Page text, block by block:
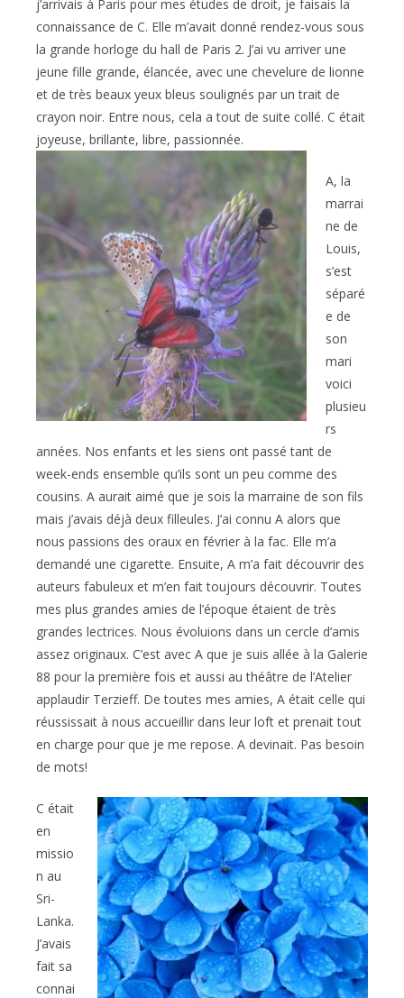
j’arrivais à Paris pour mes études de droit, je faisais la
connaissance de C. Elle m’avait donné rendez-vous sous
la grande horloge du hall de Paris 2. J’ai vu arriver une
jeune fille grande, élancée, avec une chevelure de lionne
et de très beaux yeux bleus soulignés par un trait de
crayon noir. Entre nous, cela a tout de suite collé. C était
joyeuse, brillante, libre, passionnée.
A, la
marrai
ne de
Louis,
s’est
séparé
e de
son
mari
voici
plusieu
rs
années. Nos enfants et les siens ont passé tant de
week-ends ensemble qu’ils sont un peu comme des
cousins. A aurait aimé que je sois la marraine de son fils
mais j’avais déjà deux filleules. J’ai connu A alors que
nous passions des oraux en février à la fac. Elle m’a
demandé une cigarette. Ensuite, A m’a fait découvrir des
auteurs fabuleux et m’en fait toujours découvrir. Toutes
mes plus grandes amies de l’époque étaient de très
grandes lectrices. Nous évoluions dans un cercle d’amis
assez originaux. C’est avec A que je suis allée à la Galerie
88 pour la première fois et aussi au théâtre de l’Atelier
applaudir Terzieff. De toutes mes amies, A était celle qui
réussissait à nous accueillir dans leur loft et prenait tout
en charge pour que je me repose. A devinait. Pas besoin
de mots!
C était
en
missio
n au
Sri-
Lanka.
J’avais
fait sa
connai